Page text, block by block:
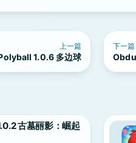
上一篇
1.0.6 多边球
下一篇
古墓丽影：崛起